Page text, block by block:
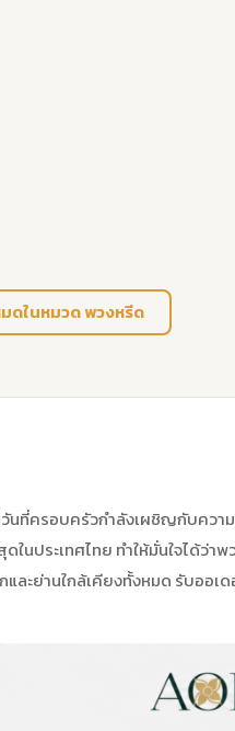
ดในหมวด พวงหรีด
วันที่ครอบครัวกำลังเผชิญกับคว
นประเทศไทย ทำให้มั่นใจได้ว่า
ละย่านใกล้เคียงทั้งหมด รับออเ